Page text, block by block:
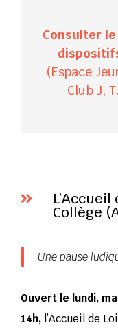
Consulter
(Espace
Club J,

Collège
Une pause
Ouvert le lundi,
14h, l’Accueil de